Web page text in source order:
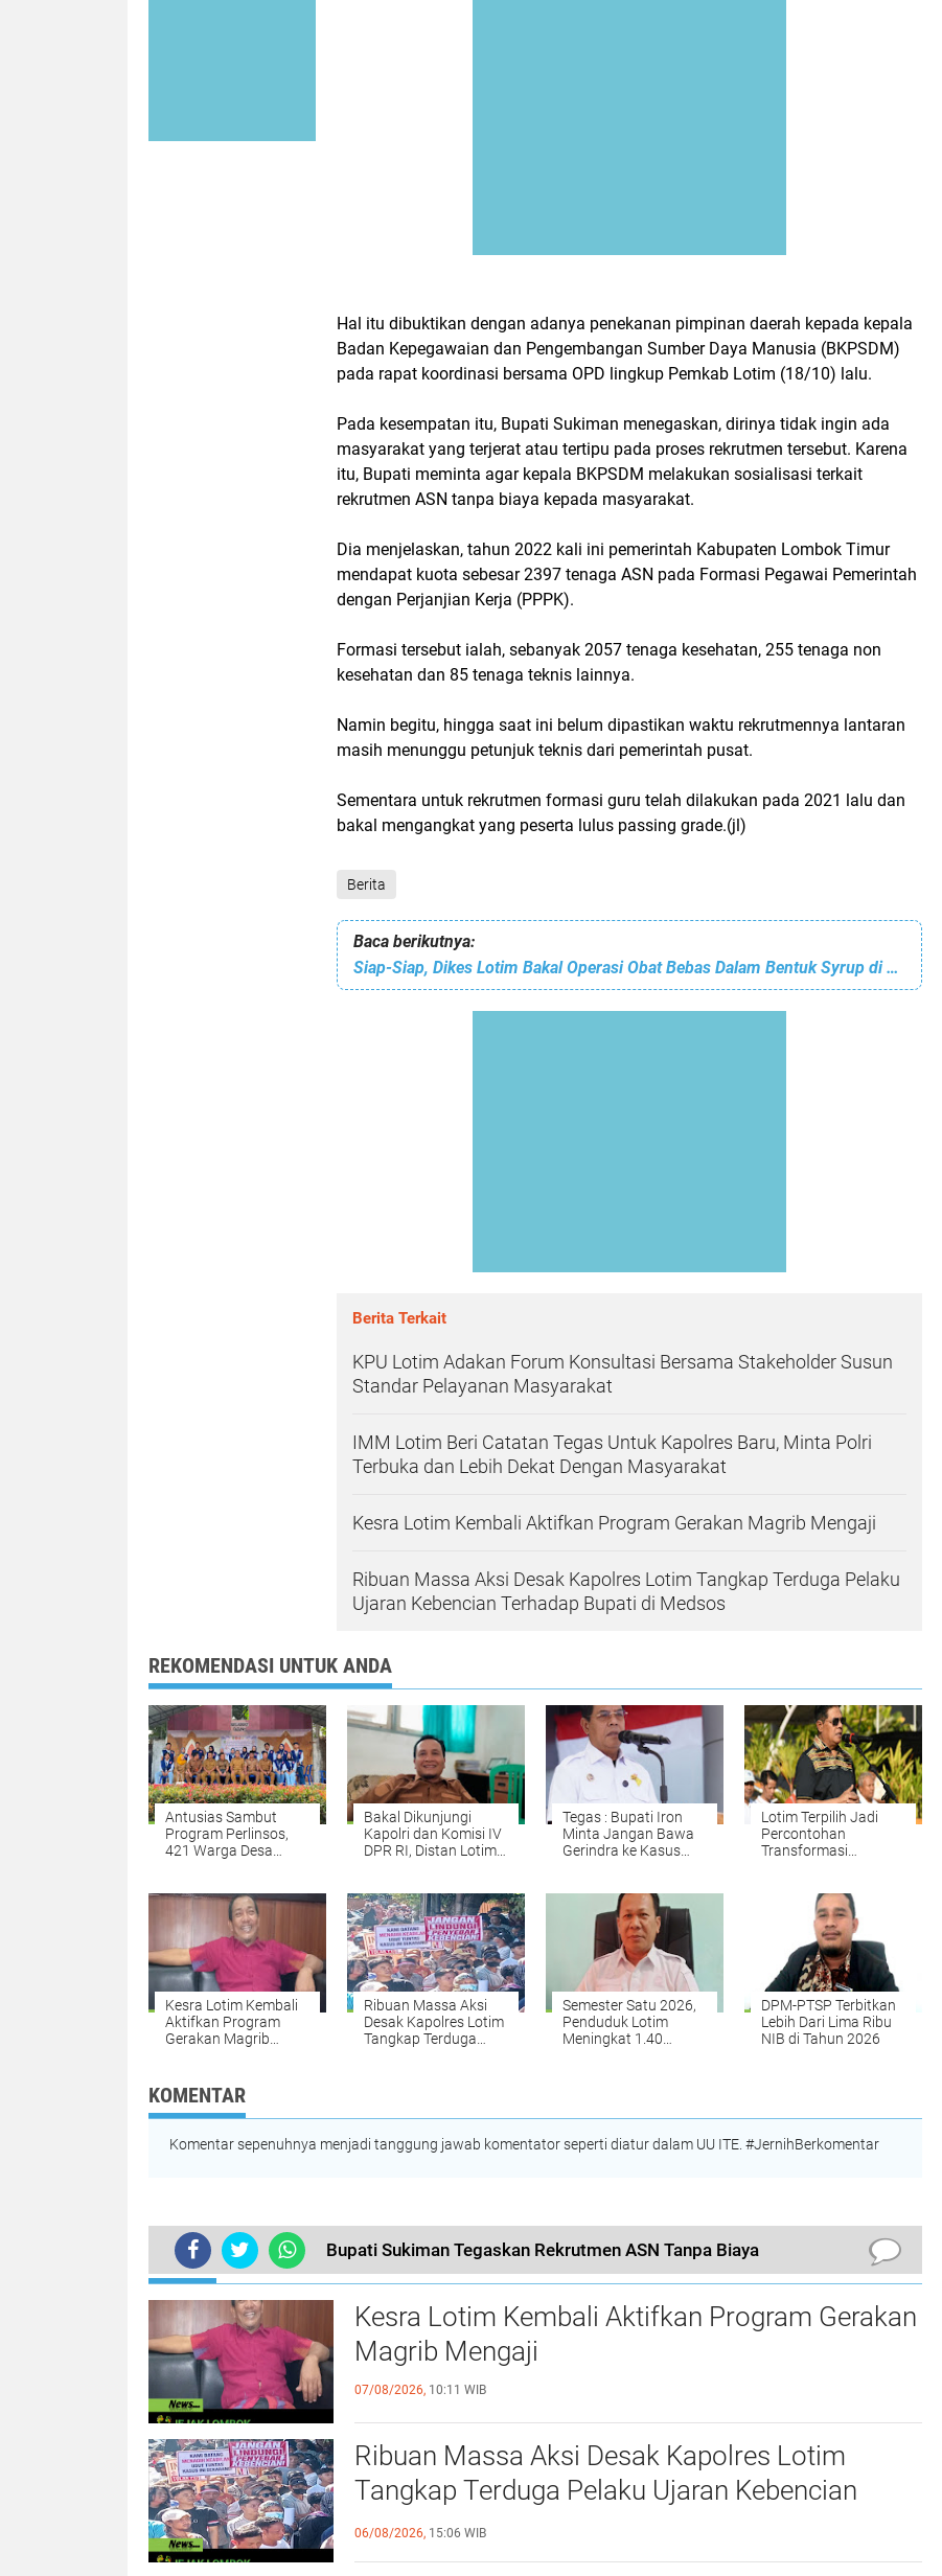
Hal itu dibuktikan dengan adanya penekanan pimpinan daerah kepada kepala
Badan Kepegawaian dan Pengembangan Sumber Daya Manusia (BKPSDM)
pada rapat koordinasi bersama OPD lingkup Pemkab Lotim (18/10) lalu.
Pada kesempatan itu, Bupati Sukiman menegaskan, dirinya tidak ingin ada
masyarakat yang terjerat atau tertipu pada proses rekrutmen tersebut. Karena
itu, Bupati meminta agar kepala BKPSDM melakukan sosialisasi terkait
rekrutmen ASN tanpa biaya kepada masyarakat.
Dia menjelaskan, tahun 2022 kali ini pemerintah Kabupaten Lombok Timur
mendapat kuota sebesar 2397 tenaga ASN pada Formasi Pegawai Pemerintah
dengan Perjanjian Kerja (PPPK).
Formasi tersebut ialah, sebanyak 2057 tenaga kesehatan, 255 tenaga non
kesehatan dan 85 tenaga teknis lainnya.
Namin begitu, hingga saat ini belum dipastikan waktu rekrutmennya lantaran
masih menunggu petunjuk teknis dari pemerintah pusat.
Sementara untuk rekrutmen formasi guru telah dilakukan pada 2021 lalu dan
bakal mengangkat yang peserta lulus passing grade.(jl)
Berita
Baca berikutnya:
Siap-Siap, Dikes Lotim Bakal Operasi Obat Bebas Dalam Bentuk Syrup di Apotek
Berita Terkait
KPU Lotim Adakan Forum Konsultasi Bersama Stakeholder Susun
Standar Pelayanan Masyarakat
IMM Lotim Beri Catatan Tegas Untuk Kapolres Baru, Minta Polri
Terbuka dan Lebih Dekat Dengan Masyarakat
Kesra Lotim Kembali Aktifkan Program Gerakan Magrib Mengaji
Ribuan Massa Aksi Desak Kapolres Lotim Tangkap Terduga Pelaku
Ujaran Kebencian Terhadap Bupati di Medsos
REKOMENDASI UNTUK ANDA
Antusias Sambut
Program Perlinsos,
421 Warga Desa
Satu Hari
Bakal Dikunjungi
Kapolri dan Komisi IV
DPR RI, Distan Lotim
Bawang Putih
Tegas : Bupati Iron
Minta Jangan Bawa
Gerindra ke Kasus
Lotim Terpilih Jadi
Percontohan
Transformasi
Kesra Lotim Kembali
Aktifkan Program
Gerakan Magrib
Ribuan Massa Aksi
Desak Kapolres Lotim
Tangkap Terduga
Semester Satu 2026,
Penduduk Lotim
Meningkat 1.40
DPM-PTSP Terbitkan
Lebih Dari Lima Ribu
NIB di Tahun 2026
KOMENTAR
Komentar sepenuhnya menjadi tanggung jawab komentator seperti diatur dalam UU ITE. #JernihBerkomentar
Bupati Sukiman Tegaskan Rekrutmen ASN Tanpa Biaya
TERKINI
Kesra Lotim Kembali Aktifkan Program Gerakan
Magrib Mengaji
07/08/2026, 10:11 WIB
Ribuan Massa Aksi Desak Kapolres Lotim
Tangkap Terduga Pelaku Ujaran Kebencian
Terhadap Bupati di Medsos
06/08/2026, 15:06 WIB